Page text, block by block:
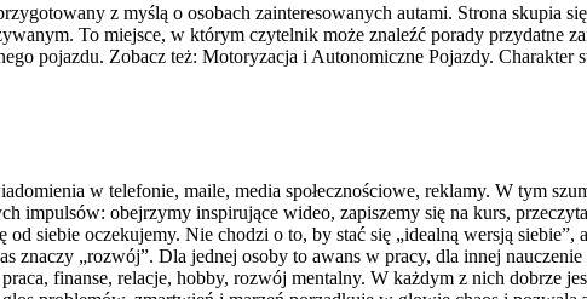
z myślą o osobach zainteresowanych autami. Strona skupia
To miejsce, w którym czytelnik może znaleźć porady przydatne
pojazdu. Zobacz też: Motoryzacja i Autonomiczne Pojazdy.
w telefonie, maile, media społecznościowe, reklamy. W tym
impulsów: obejrzymy inspirujące wideo, zapiszemy się na kurs,
siebie oczekujemy. Nie chodzi o to, by stać się „idealną wersją
znaczy „rozwój”. Dla jednej osoby to awans w pracy, dla innej
finanse, relacje, hobby, rozwój mentalny. W każdym z nich dobrze